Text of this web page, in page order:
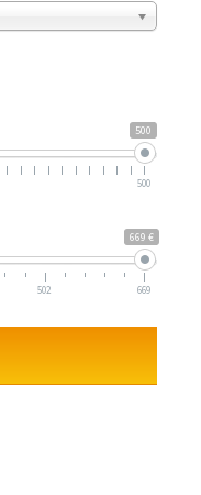
500
500
669 €
502 669